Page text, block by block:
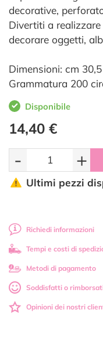
decorative,
Divertiti a
decorare oggetti,
Dimensioni: cm
Grammatura 200
Disponibile
14,40 €
- +
Ultimi pezzi
Richiedi informazioni
Tempi e costi di
Metodi di pagamento
Soddisfatti o
Opinioni dei nostri